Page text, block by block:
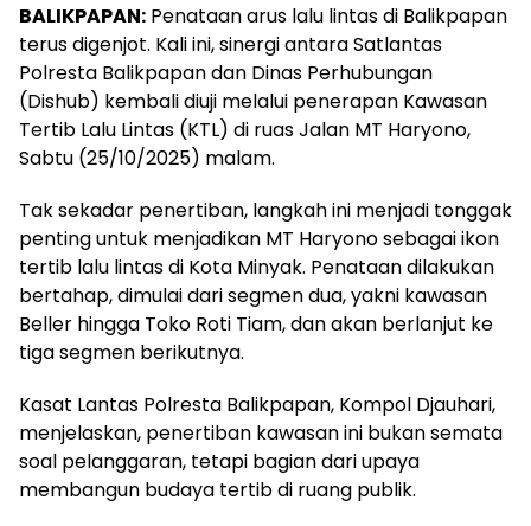
BALIKPAPAN: Penataan arus lalu lintas di Balikpapan
terus digenjot. Kali ini, sinergi antara Satlantas
Polresta Balikpapan dan Dinas Perhubungan
(Dishub) kembali diuji melalui penerapan Kawasan
Tertib Lalu Lintas (KTL) di ruas Jalan MT Haryono,
Sabtu (25/10/2025) malam.
Tak sekadar penertiban, langkah ini menjadi tonggak
penting untuk menjadikan MT Haryono sebagai ikon
tertib lalu lintas di Kota Minyak. Penataan dilakukan
bertahap, dimulai dari segmen dua, yakni kawasan
Beller hingga Toko Roti Tiam, dan akan berlanjut ke
tiga segmen berikutnya.
Kasat Lantas Polresta Balikpapan, Kompol Djauhari,
menjelaskan, penertiban kawasan ini bukan semata
soal pelanggaran, tetapi bagian dari upaya
membangun budaya tertib di ruang publik.